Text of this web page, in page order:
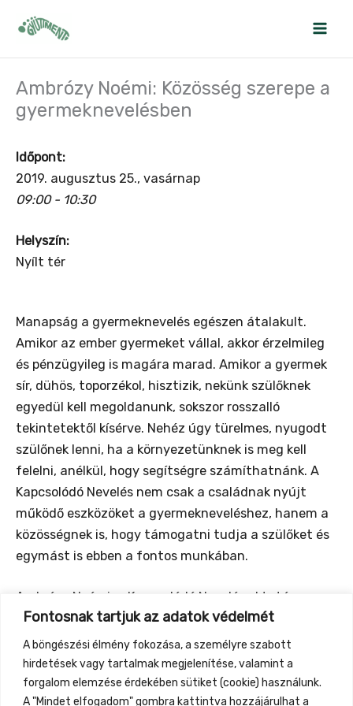
Fontosnak tartjuk az adatok védelmét
A böngészési élmény fokozása, a személyre szabott
hirdetések vagy tartalmak megjelenítése, valamint a
forgalom elemzése érdekében sütiket (cookie) használunk.
A "Mindet elfogadom" gombra kattintva hozzájárulhat a
Ambrózy Noémi: Közösség szerepe a
gyermeknevelésben
Időpont:
2019. augusztus 25., vasárnap
09:00 - 10:30
Helyszín:
Nyílt tér
Manapság a gyermeknevelés egészen átalakult.
Amikor az ember gyermeket vállal, akkor érzelmileg
és pénzügyileg is magára marad. Amikor a gyermek
sír, dühös, toporzékol, hisztizik, nekünk szülőknek
egyedül kell megoldanunk, sokszor rosszalló
tekintetektől kísérve. Nehéz úgy türelmes, nyugodt
szülőnek lenni, ha a környezetünknek is meg kell
felelni, anélkül, hogy segítségre számíthatnánk. A
Kapcsolódó Nevelés nem csak a családnak nyújt
működő eszközöket a gyermekneveléshez, hanem a
közösségnek is, hogy támogatni tudja a szülőket és
egymást is ebben a fontos munkában.
Ambrózy Noémi, a Kapcsolódó Nevelés oktató-
jelöltje, 2 gyermek anyukája
Facebook oldal:
https://www.facebook.com/osszekapcsolo/